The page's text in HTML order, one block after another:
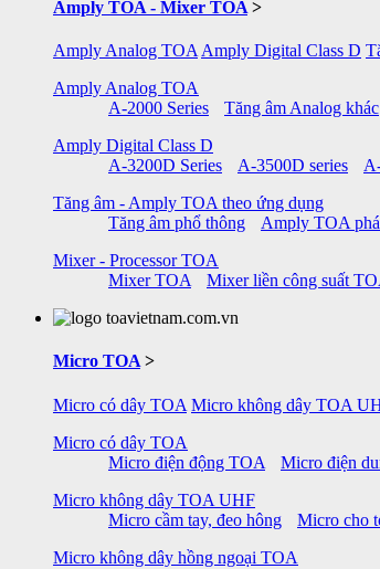
Amply TOA - Mixer TOA >
Amply Analog TOA Amply Digital Class D
Amply Analog TOA
A-2000 Series
Tăng âm Analog khác
Amply Digital Class D
A-3200D Series
A-3500D series
Tăng âm - Amply TOA theo ứng dụng
Tăng âm phổ thông
Amply TOA
Mixer - Processor TOA
Mixer TOA
Mixer liền công suất
Micro TOA >
Micro có dây TOA Micro không dây TOA
Micro có dây TOA
Micro điện động TOA
Micro điện
Micro không dây TOA UHF
Micro cầm tay, đeo hông
Micro cho
Micro không dây hồng ngoại TOA